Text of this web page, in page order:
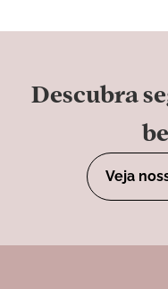
Descubra
Veja